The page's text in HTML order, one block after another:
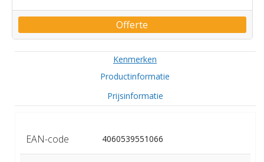
Offerte
Kenmerken
Productinformatie
Prijsinformatie
EAN-code 4060539551066